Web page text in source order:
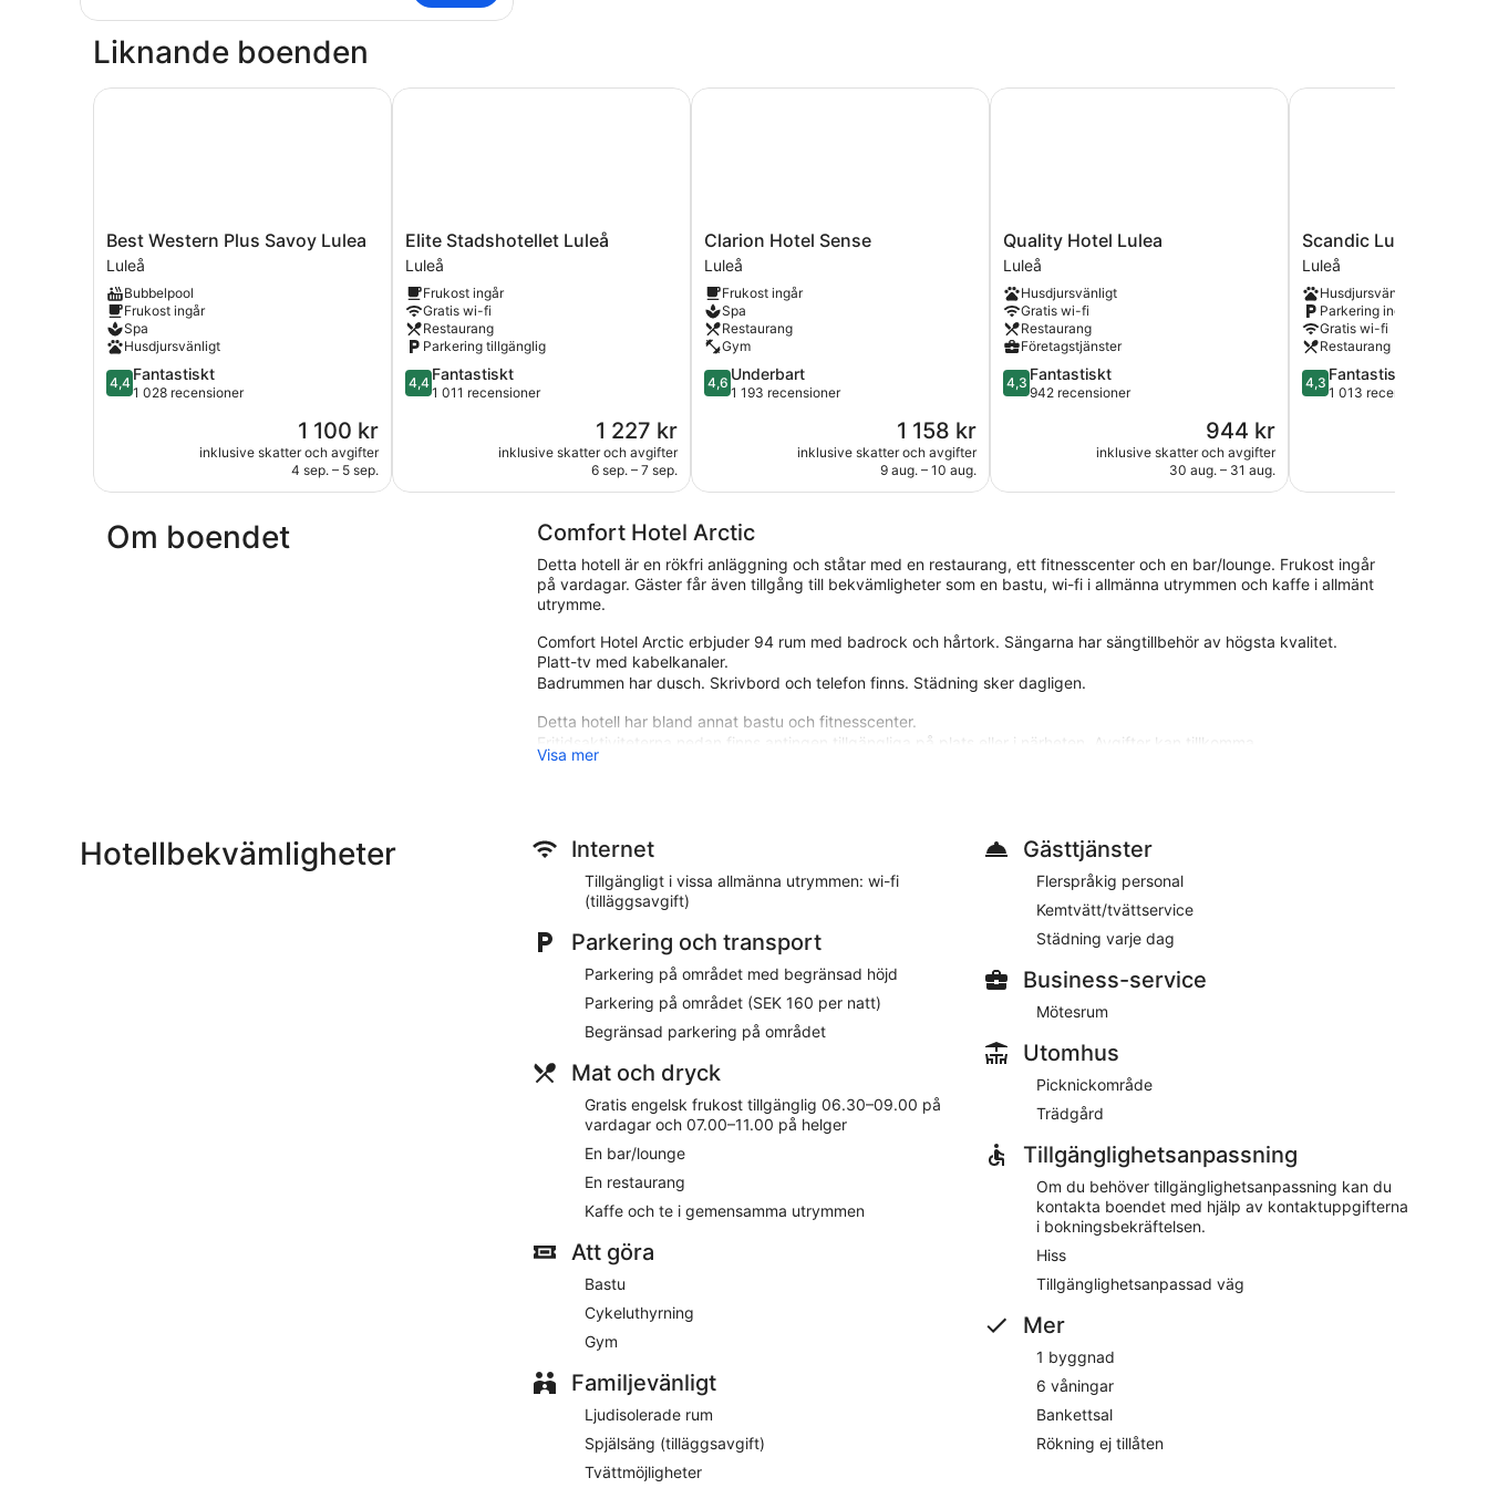
Liknande boenden
Best
Western
Plus
Savoy
Lulea
Luleå
Best Western Plus Savoy Lulea
Luleå
Bubbelpool
Frukost ingår
Spa
Husdjursvänligt
4.4
av
1 028 recensioner
4,4 Fantastiskt
1 028 recensioner
Priset
är
1 100 kr
1 100 kr
inklusive skatter och avgifter
4 sep. – 5 sep.
Best Western Plus Savoy Lulea
Elite
Stadshotellet
Luleå
Luleå
Elite Stadshotellet Luleå
Luleå
Frukost ingår
Gratis wi-fi
Restaurang
Parkering tillgänglig
4.4
av
1 011 recensioner
4,4 Fantastiskt
1 011 recensioner
Priset
är
1 227 kr
1 227 kr
inklusive skatter och avgifter
6 sep. – 7 sep.
Elite Stadshotellet Luleå
Clarion
Hotel
Sense
Luleå
Clarion Hotel Sense
Luleå
Frukost ingår
Spa
Restaurang
Gym
4.6
av
1 193 recensioner
4,6 Underbart
1 193 recensioner
Priset
är
1 158 kr
1 158 kr
inklusive skatter och avgifter
9 aug. – 10 aug.
Clarion Hotel Sense
Quality
Hotel
Lulea
Luleå
Quality Hotel Lulea
Luleå
Husdjursvänligt
Gratis wi-fi
Restaurang
Företagstjänster
4.3
av
942 recensioner
4,3 Fantastiskt
942 recensioner
Priset
är
944 kr
944 kr
inklusive skatter och avgifter
30 aug. – 31 aug.
Quality Hotel Lulea
Scandic
Luleå
Luleå
Scandic Luleå
Luleå
Husdjursvänligt
Parkering ingår
Gratis wi-fi
Restaurang
4.3
av
4,3 Fantastiskt
1 013 recensioner
Scandic Luleå
Om boendet Comfort Hotel Arctic
Detta hotell är en rökfri anläggning och ståtar med en restaurang, ett fitnesscenter och en bar/lounge. Frukost ingår
på vardagar. Gäster får även tillgång till bekvämligheter som en bastu, wi-fi i allmänna utrymmen och kaffe i allmänt
utrymme.
Comfort Hotel Arctic erbjuder 94 rum med badrock och hårtork. Sängarna har sängtillbehör av högsta kvalitet.
Platt-tv med kabelkanaler.
Badrummen har dusch. Skrivbord och telefon finns. Städning sker dagligen.
Detta hotell har bland annat bastu och fitnesscenter.
Fritidsaktiviteterna nedan finns antingen tillgängliga på plats eller i närheten. Avgifter kan tillkomma.
Restaurangalternativ
Gratis engelsk frukost serveras på helgen mellan 06.30 och 09.00. Du kan utforska hotellet och mingla i deras bar
eller äta något gott på restaurangen.
Rum
Din platt-tv har kabelkanaler. I badrummen finns hårtorkar och badrockar, och samtliga sängar har sängtillbehör av
högsta kvalitet. Telefon och skrivbord erbjuds som standard.
På boendet
På Comfort Hotel Arctic har gäster tillgång till ett fitnesscenter, en bastu och wi-fi i allmänna utrymmen. Parkering
erbjuds för SEK 160 per natt. Flerspråkig personal i receptionen kan hjälpa dig dygnet runt med
kemtvätt/tvättjänster samt bagageförvaring. LOCALIZEHär har gäster dessutom tillgång till mötesrum, kaffe/te i
allmänt utrymme och expressutcheckning.
Comfort Hotel Arctic erbjuder gäster tillgång till bastu och fitnesscenter. Det finns restaurang på plats. Du kan njuta
av en drink på baren/loungen. Gratis frukost serveras dagligen. I allmänna utrymmen finns wi-fi tillgängligt mot en
På Comfort Hotel Arctic som passar dem som reser i arbetet finns flerspråkig personal, trädgård och
picknickområde. Ett begränsat antal parkeringsplatser finns tillgängliga mot en avgift, enligt principen först till
Gäster serveras gratis engelsk frukost på vardagar från 06.30 till 09.00.
Comfort Hotel Arctic har en restaurang.
Visa mer
Hotellbekvämligheter Internet
Tillgängligt i vissa allmänna utrymmen: wi-fi
(tilläggsavgift)
Parkering och transport
Parkering på området med begränsad höjd
Parkering på området (SEK 160 per natt)
Begränsad parkering på området
Mat och dryck
Gratis engelsk frukost tillgänglig 06.30–09.00 på
vardagar och 07.00–11.00 på helger
En bar/lounge
En restaurang
Kaffe och te i gemensamma utrymmen
Att göra
Bastu
Cykeluthyrning
Gym
Familjevänligt
Ljudisolerade rum
Spjälsäng (tilläggsavgift)
Tvättmöjligheter
Gästtjänster
Flerspråkig personal
Kemtvätt/tvättservice
Städning varje dag
Business-service
Mötesrum
Utomhus
Picknickområde
Trädgård
Tillgänglighetsanpassning
Om du behöver tillgänglighetsanpassning kan du
kontakta boendet med hjälp av kontaktuppgifterna
i bokningsbekräftelsen.
Hiss
Tillgänglighetsanpassad väg
Mer
1 byggnad
6 våningar
Bankettsal
Rökning ej tillåten